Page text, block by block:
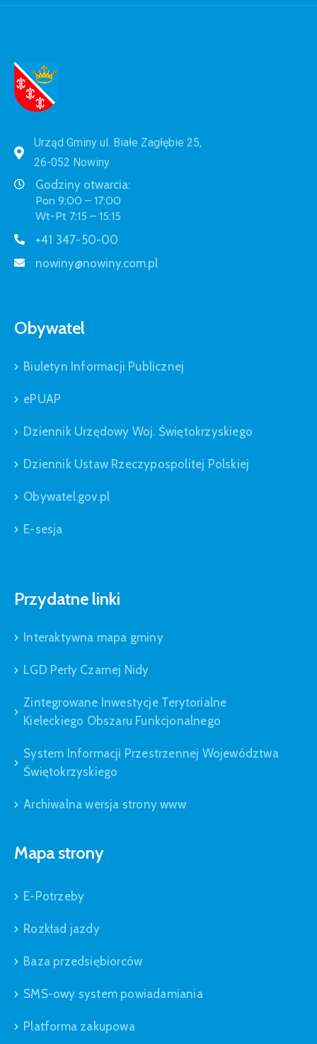
Urząd Gminy ul. Białe Zagłębie 25,
26-052 Nowiny
Godziny otwarcia:
Pon 9:00 – 17:00
Wt-Pt 7:15 – 15:15
+41 347-50-00
nowiny@nowiny.com.pl
Obywatel
Biuletyn Informacji Publicznej
ePUAP
Dziennik Urzędowy Woj. Świętokrzyskiego
Dziennik Ustaw Rzeczypospolitej Polskiej
Obywatel.gov.pl
E-sesja
Przydatne linki
Interaktywna mapa gminy
LGD Perły Czarnej Nidy
Zintegrowane Inwestycje Terytorialne
Kieleckiego Obszaru Funkcjonalnego
System Informacji Przestrzennej Województwa
Świętokrzyskiego
Archiwalna wersja strony www
Mapa strony
E-Potrzeby
Rozkład jazdy
Baza przedsiębiorców
SMS-owy system powiadamiania
Platforma zakupowa